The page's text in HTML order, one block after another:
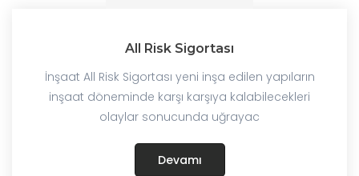
All Risk Sigortası
İnşaat All Risk Sigortası yeni inşa edilen yapıların
inşaat döneminde karşı karşıya kalabilecekleri
olaylar sonucunda uğrayac
Devamı